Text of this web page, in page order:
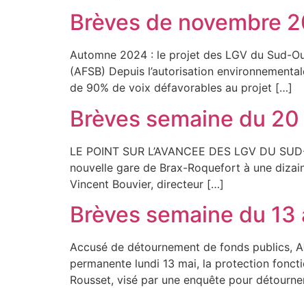
Brèves de novembre
Automne 2024 : le projet des LGV du Sud-
(AFSB) Depuis l’autorisation
de 90% de voix défavorables au projet […]
Brèves semaine du
LE POINT SUR L’AVANCEE DES LGV DU
nouvelle gare de Brax-Roquefort à une
Vincent Bouvier, directeur […]
Brèves semaine du
Accusé de détournement de fonds publics,
permanente lundi 13 mai, la protection
Rousset, visé par une enquête pour